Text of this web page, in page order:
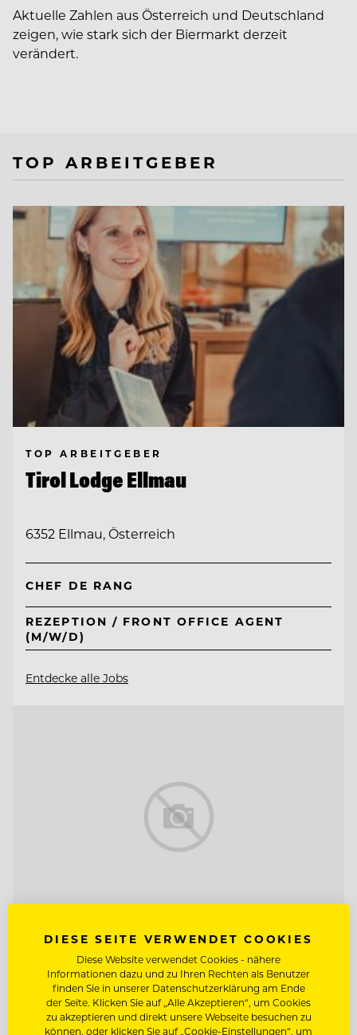
Aktuelle Zahlen aus Österreich und Deutschland
zeigen, wie stark sich der Biermarkt derzeit
verändert.
TOP ARBEITGEBER
TOP ARBEITGEBER
Tirol Lodge Ellmau
6352 Ellmau, Österreich
CHEF DE RANG
REZEPTION / FRONT OFFICE AGENT
(M/W/D)
Entdecke alle Jobs
TOP ARBEITGEBER
Neuhaus Zillertal Resort &
ElisabethHotel
DIESE SEITE VERWENDET COOKIES
Diese Website verwendet Cookies - nähere
Informationen dazu und zu Ihren Rechten als Benutzer
finden Sie in unserer Datenschutzerklärung am Ende
der Seite. Klicken Sie auf „Alle Akzeptieren“, um Cookies
zu akzeptieren und direkt unsere Webseite besuchen zu
können, oder klicken Sie auf „Cookie-Einstellungen“, um